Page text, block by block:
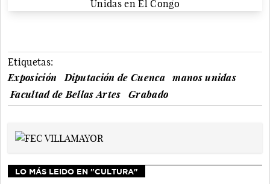
Etiquetas:
Exposición
Diputación de Cuenca
manos unidas
Facultad de Bellas Artes
Grabado
LO MÁS LEIDO EN "CULTURA"